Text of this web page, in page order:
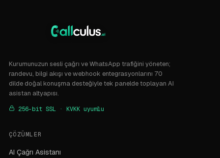
Kurumunuzun sesli çağrı ve WhatsApp trafiğini yöneten;
randevu, bilgi akışı ve webhook entegrasyonlarını 70
dilde doğal konuşma desteğiyle tek panelde toplayan AI
asistan altyapısı.
256-bit SSL · KVKK uyumlu
ÇÖZÜMLER
AI Çağrı Asistanı